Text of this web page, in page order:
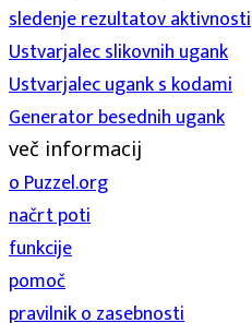
sledenje rezultatov aktivnosti
Ustvarjalec slikovnih ugank
Ustvarjalec ugank s kodami
Generator besednih ugank
več informacij
o Puzzel.org
načrt poti
funkcije
pomoč
pravilnik o zasebnosti